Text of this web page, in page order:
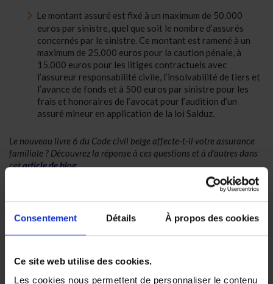
Consentement Détails À propos des cookies
Ce site web utilise des cookies.
Les cookies nous permettent de personnaliser le contenu
Le montant assuré est fixé à un maximum de 50.000
euros par sinistre, quel que soit le nombre d’assurés
concernés par le sinistre. Ce montant est ramené à un
maximum de 25.000 euros pour la caution pénale, à
15.000 euros pour les litiges contractuels avec
l’assureur responsabilité civile, l’insolvabilité de tiers et
l’avance de fonds et à 500 euros par sinistre pour les
frais et honoraires de l’avocat pour l’audition d’un
assuré mineur en application de la loi Salduz.
Le nouveau livre 6 du Code civil belge affecte-t-il votre assurance
familiale ? Découvrez la réponse à ces questions et à d'autres dans
cetarticle de blog.
Le contrat pour cette assurance est conclu pour une
période d’un an et est reconduit tacitement chaque
année.
produits sur ce site internet sont soumises aux règles du
droit belge.